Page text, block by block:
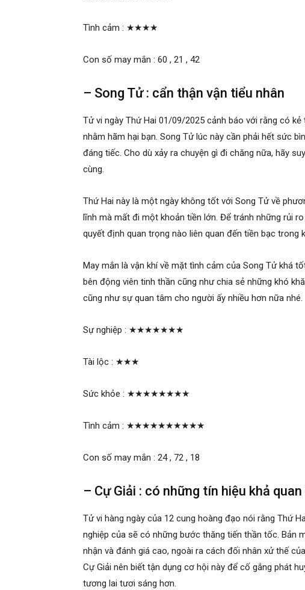
Tình cảm : ★★★★
Con số may mắn : 60 , 21 , 42
– Song Tử : cẩn thận vận tiểu nhân
Tử vi ngày Thứ Hai 01/09/2025 cảnh báo với rằng có
nhằm hãm hại bạn. Song Tử lúc này cần phải hết sức
đáng tiếc. Cho dù xảy ra chuyện gì đi chăng nữa, hãy
cùng.
Thứ Hai này là một ngày không tốt với Song Tử về
lĩnh mà mất đi một khoản tiền lớn. Để tránh những rủi
quyết định quan trọng nào liên quan đến tiền bạc trong
May mắn là vận khí về mặt tình cảm của Song Tử khá
bên động viên tinh thần cũng như chia sẻ những khó
cũng như sự quan tâm cho người ấy nhiều hơn nữa nhé.
Sự nghiệp : ★★★★★★★
Tài lộc : ★★★
Sức khỏe : ★★★★★★★★
Tình cảm : ★★★★★★★★★★
Con số may mắn : 24 , 72 , 18
– Cự Giải : có những tín hiệu khả
Tử vi hàng ngày của 12 cung hoàng đạo nói rằng Thứ
nghiệp của sẽ có những bước thăng tiến thần tốc. Bản
nhận và đánh giá cao, ngoài ra cách đối nhân xử thế
Cự Giải nên biết tận dụng cơ hội này để cố gắng phát
tương lai tươi sáng hơn.